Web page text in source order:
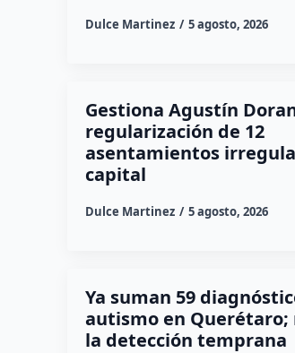
Dulce Martinez 5 agosto, 2026
Gestiona Agustín
regularización de 12
asentamientos
capital
Dulce Martinez 5 agosto, 2026
Ya suman 59
autismo en Querétaro;
la detección temprana